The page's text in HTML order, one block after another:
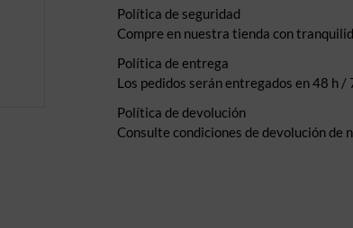
Política de seguridad
Compre en nuestra tienda con
Política de entrega
Los pedidos serán entregados en 48 h /
Política de devolución
Consulte condiciones de devolución de